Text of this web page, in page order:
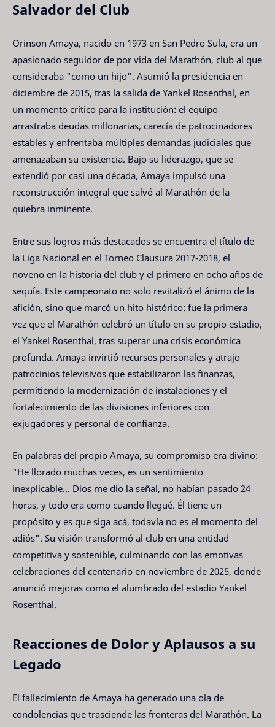
Salvador del Club
Orinson Amaya, nacido en 1973 en San Pedro Sula, era un
apasionado seguidor de por vida del Marathón, club al que
consideraba "como un hijo". Asumió la presidencia en
diciembre de 2015, tras la salida de Yankel Rosenthal, en
un momento crítico para la institución: el equipo
arrastraba deudas millonarias, carecía de patrocinadores
estables y enfrentaba múltiples demandas judiciales que
amenazaban su existencia. Bajo su liderazgo, que se
extendió por casi una década, Amaya impulsó una
reconstrucción integral que salvó al Marathón de la
quiebra inminente.
Entre sus logros más destacados se encuentra el título de
la Liga Nacional en el Torneo Clausura 2017-2018, el
noveno en la historia del club y el primero en ocho años de
sequía. Este campeonato no solo revitalizó el ánimo de la
afición, sino que marcó un hito histórico: fue la primera
vez que el Marathón celebró un título en su propio estadio,
el Yankel Rosenthal, tras superar una crisis económica
profunda. Amaya invirtió recursos personales y atrajo
patrocinios televisivos que estabilizaron las finanzas,
permitiendo la modernización de instalaciones y el
fortalecimiento de las divisiones inferiores con
exjugadores y personal de confianza.
En palabras del propio Amaya, su compromiso era divino:
"He llorado muchas veces, es un sentimiento
inexplicable... Dios me dio la señal, no habían pasado 24
horas, y todo era como cuando llegué. Él tiene un
propósito y es que siga acá, todavía no es el momento del
adiós". Su visión transformó al club en una entidad
competitiva y sostenible, culminando con las emotivas
celebraciones del centenario en noviembre de 2025, donde
anunció mejoras como el alumbrado del estadio Yankel
Rosenthal.
Reacciones de Dolor y Aplausos a su
Legado
El fallecimiento de Amaya ha generado una ola de
condolencias que trasciende las fronteras del Marathón. La